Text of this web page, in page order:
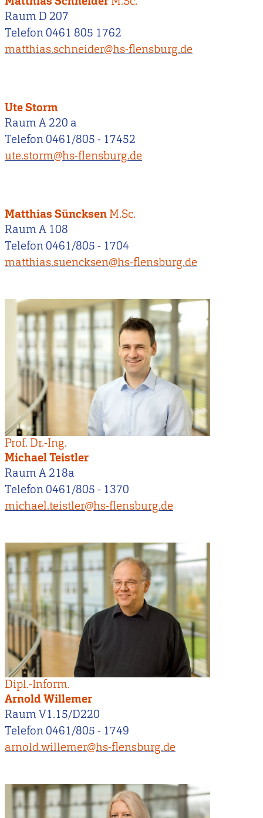
Raum D 207
Telefon 0461 805 1762
matthias.schneider@hs-flensburg.de
Ute Storm
Raum A 220 a
Telefon 0461/805 - 17452
ute.storm@hs-flensburg.de
Matthias Süncksen M.Sc.
Raum A 108
Telefon 0461/805 - 1704
matthias.suencksen@hs-flensburg.de
Prof. Dr.-Ing.
Michael Teistler
Raum A 218a
Telefon 0461/805 - 1370
michael.teistler@hs-flensburg.de
Dipl.-Inform.
Arnold Willemer
Raum V1.15/D220
Telefon 0461/805 - 1749
arnold.willemer@hs-flensburg.de